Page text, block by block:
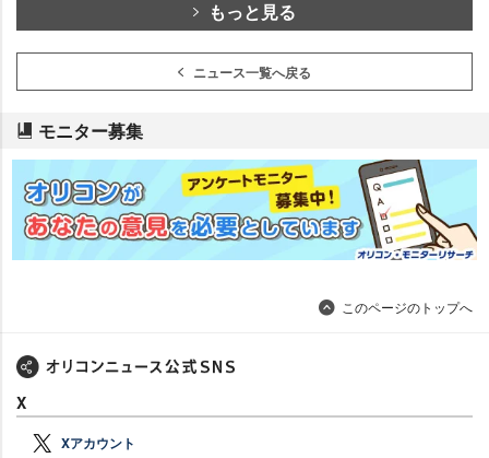
もっと見る
ニュース一覧へ戻る
モニター募集
このページのトップへ
X
Xアカウント